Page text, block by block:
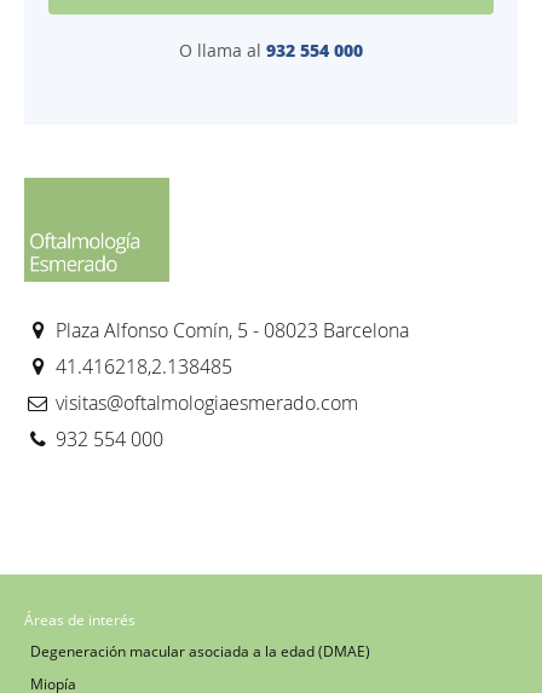
O llama al 932 554 000
Plaza Alfonso Comín, 5 - 08023 Barcelona
41.416218,2.138485
visitas@oftalmologiaesmerado.com
932 554 000
Áreas de interés
Degeneración macular asociada a la edad (DMAE)
Miopía